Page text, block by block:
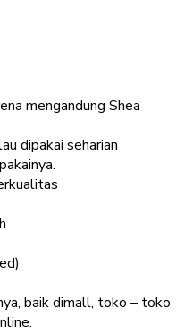
mengandung Shea
dipakai seharian
baik dimall, toko – toko